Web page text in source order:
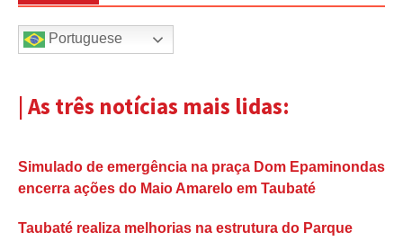
Portuguese
| As três notícias mais lidas:
Simulado de emergência na praça Dom Epaminondas
encerra ações do Maio Amarelo em Taubaté
Taubaté realiza melhorias na estrutura do Parque